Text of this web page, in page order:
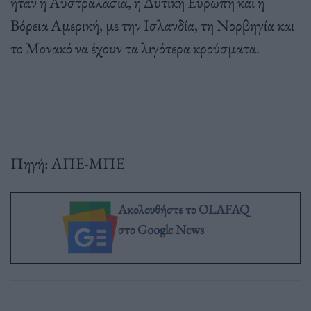
Βόρεια Αμερική, με την Ισλανδία, τη Νορβηγία και
το Μονακό να έχουν τα λιγότερα κρούσματα.
Πηγή: ΑΠΕ-ΜΠΕ
Ακολουθήστε το OLAFAQ
στο Google News